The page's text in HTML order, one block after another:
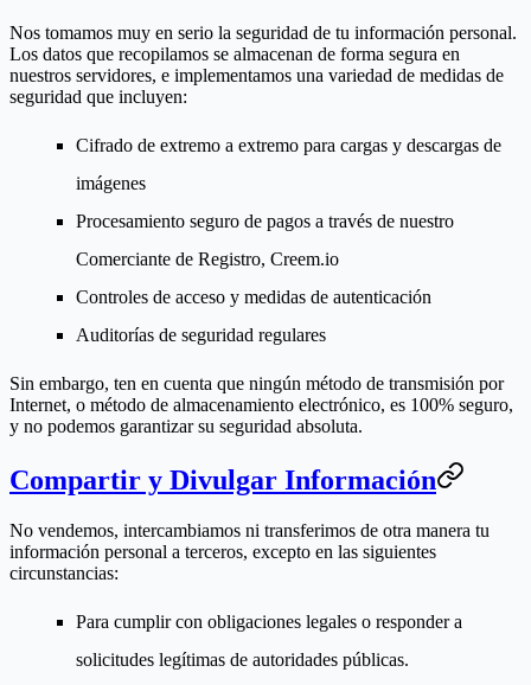
Nos tomamos muy en serio la seguridad de tu información personal.
Los datos que recopilamos se almacenan de forma segura en
nuestros servidores, e implementamos una variedad de medidas de
seguridad que incluyen:
Cifrado de extremo a extremo para cargas y descargas de
imágenes
Procesamiento seguro de pagos a través de nuestro
Comerciante de Registro, Creem.io
Controles de acceso y medidas de autenticación
Auditorías de seguridad regulares
Sin embargo, ten en cuenta que ningún método de transmisión por
Internet, o método de almacenamiento electrónico, es 100% seguro,
y no podemos garantizar su seguridad absoluta.
Compartir y Divulgar Información
No vendemos, intercambiamos ni transferimos de otra manera tu
información personal a terceros, excepto en las siguientes
circunstancias:
Para cumplir con obligaciones legales o responder a
solicitudes legítimas de autoridades públicas.